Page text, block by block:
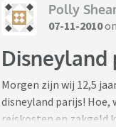
Polly
07-11-2010
Disneyland
Morgen zijn wij 12,5
disneyland parijs!
reiskosten en zakgeld